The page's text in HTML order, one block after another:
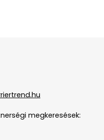
megkeresések: